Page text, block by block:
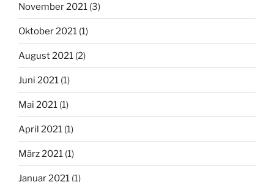
November 2021 (3)
Oktober 2021 (1)
August 2021 (2)
Juni 2021 (1)
Mai 2021 (1)
April 2021 (1)
März 2021 (1)
Januar 2021 (1)